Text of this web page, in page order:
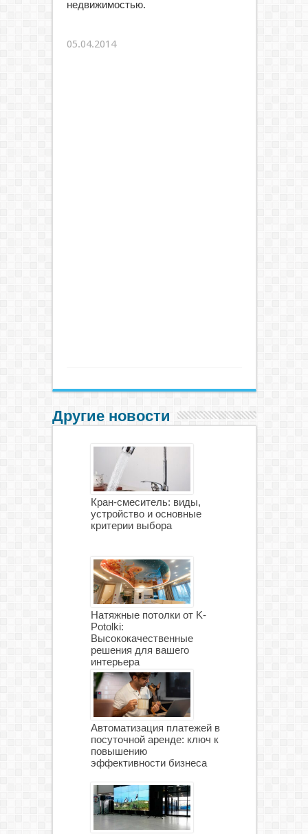
недвижимостью.
05.04.2014
Другие новости
Кран-смеситель: виды,
устройство и основные
критерии выбора
Натяжные потолки от K-
Potolki:
Высококачественные
решения для вашего
интерьера
Автоматизация платежей в
посуточной аренде: ключ к
повышению
эффективности бизнеса